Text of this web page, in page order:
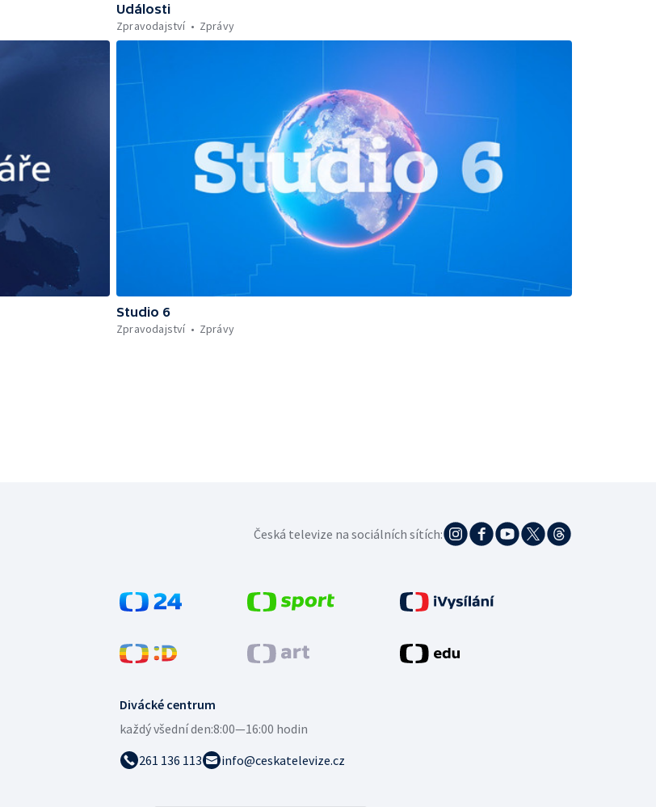
Události
Zpravodajství
Zprávy
Studio 6
Zpravodajství
Zprávy
Divácké centrum
každý všední den:8:00—16:00 hodin
261 136 113
info@ceskatelevize.cz
Česká televize na sociálních sítích: